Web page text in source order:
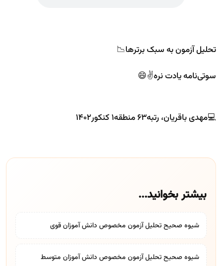
تحلیل آزمون به سبک برترها📉
سوتی‌نامه یادت نره✌️😄
💻مهدی باقریان، رتبه۶۳ منطقه۱ کنکور۱۴۰۲
بیشتر بخوانید...
شیوه صحیح تحلیل آزمون مخصوص دانش آموزان قوی
شیوه صحیح تحلیل آزمون مخصوص دانش آموزان متوسط